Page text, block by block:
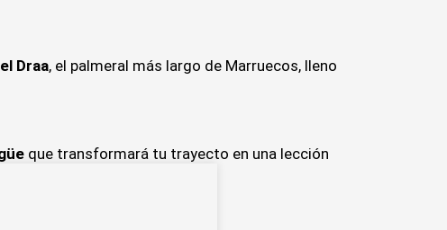
Draa, el palmeral más largo de Marruecos, lleno
que transformará tu trayecto en una lección